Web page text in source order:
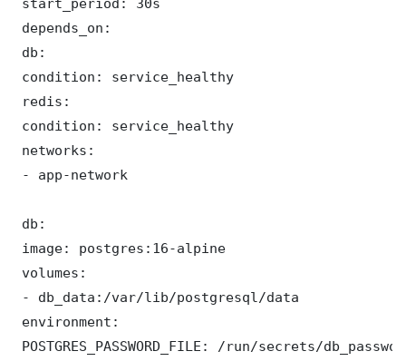
start_period: 30s
depends_on:
db:
condition: service_healthy
redis:
condition: service_healthy
networks:
- app-network
db:
image: postgres:16-alpine
volumes:
- db_data:/var/lib/postgresql/data
environment:
POSTGRES_PASSWORD_FILE: /run/secrets/